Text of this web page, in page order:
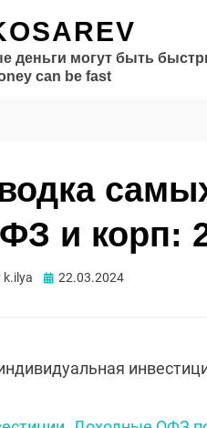
деньги могут быть
can be fast
и корп:
k.ilya Опубликовано
22.03.2024